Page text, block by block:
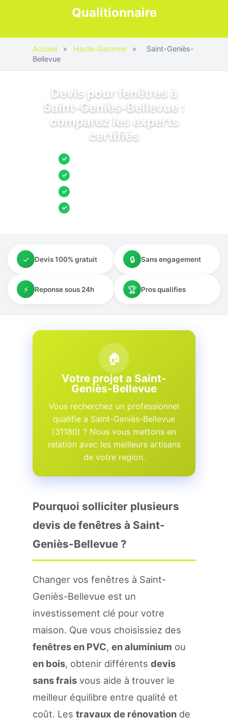
Qualitionnaire
Accueil » Haute-Garonne »
Saint-Geniès-
Bellevue
Devis pour fenêtres à
Saint-Geniès-Bellevue :
comparez les experts
certifiés
✓
✓
✓
✓
✓ Devis 100% gratuit 🔒 Sans engagement
⚡ Reponse sous 24h 🏆 Pros qualifies
🏠
Votre projet a Saint-
Geniès-Bellevue
Vous recherchez un professionnel
qualifie a Saint-Geniès-Bellevue
(31180) ? Nous vous mettons en
relation avec les meilleurs artisans
de votre region.
Pourquoi solliciter plusieurs
devis de fenêtres à Saint-
Geniès-Bellevue ?
Changer vos fenêtres à Saint-
Geniès-Bellevue est un
investissement clé pour votre
maison. Que vous choisissiez des
fenêtres en PVC, en aluminium ou
en bois, obtenir différents devis
sans frais vous aide à trouver le
meilleur équilibre entre qualité et
coût. Les travaux de rénovation de